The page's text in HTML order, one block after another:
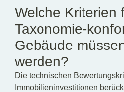
Welche Kriterien
Taxonomie-
Gebäude
werden?
Die technischen
Immobilieninvestitionen